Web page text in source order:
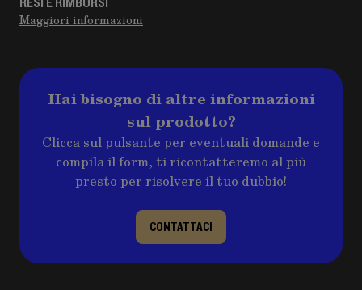
RESI E RIMBORSI
Maggiori informazioni
Hai bisogno di altre informazioni
sul prodotto?
Clicca sul pulsante per eventuali domande e
compila il form, ti ricontatteremo al più
presto per risolvere il tuo dubbio!
CONTATTACI